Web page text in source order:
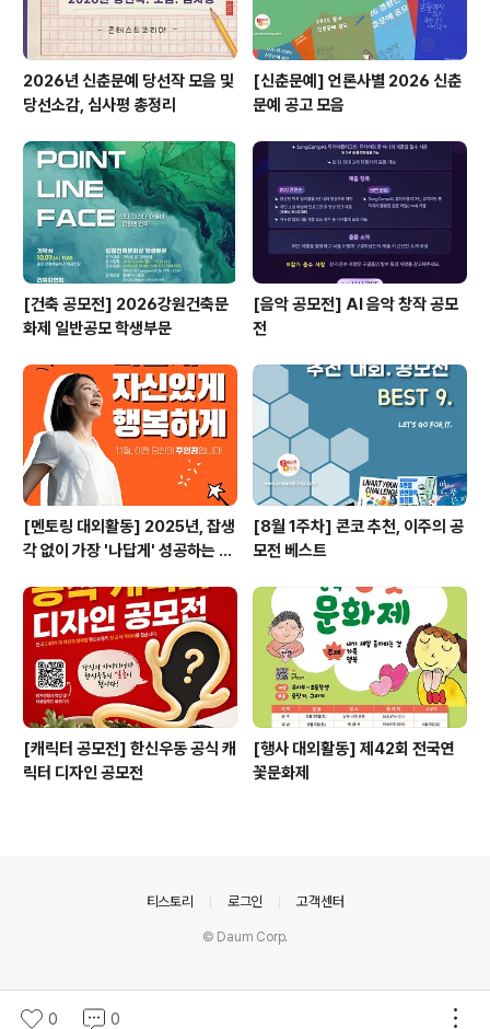
2026년 신춘문예 당선작 모음 및
당선소감, 심사평 총정리
[신춘문예] 언론사별 2026 신춘
문예 공고 모음
[건축 공모전] 2026강원건축문
화제 일반공모 학생부문
[음악 공모전] AI 음악 창작 공모
전
[멘토링 대외활동] 2025년, 잡생
각 없이 가장 '나답게' 성공하는 법
[8월 1주차] 콘코 추천, 이주의 공
모전 베스트
[캐릭터 공모전] 한신우동 공식 캐
릭터 디자인 공모전
[행사 대외활동] 제42회 전국연
꽃문화제
0 0
티스토리 로그인 고객센터
© Daum Corp.